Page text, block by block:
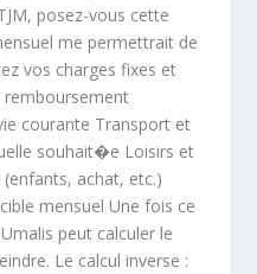
posez-vous cette
me permettrait de
vos charges fixes et
remboursement
courante Transport et
souhait�e Loisirs et
achat, etc.)
mensuel Une fois ce
peut calculer le
Le calcul inverse :